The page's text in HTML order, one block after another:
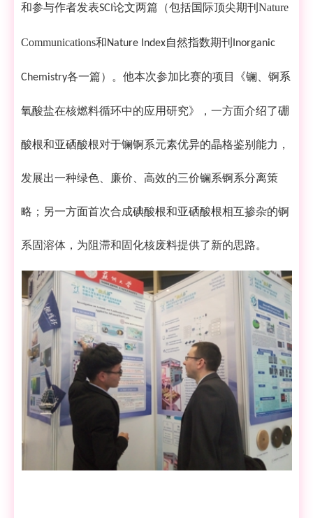
和参与作者发表SCI 论文两篇 （包括国际顶尖期刊 Nature
Communications和Nature Index自然指数期刊 Inorganic
Chemistry各一篇） 。他本次参加比赛的项目《镧、锕系
氧酸盐在核燃料循环中的应用研究》，一方面介绍了硼
酸根和亚硒酸根对于镧锕系元素优异的晶格鉴别能力，
发展出一种绿色、廉价、高效的三价镧系锕系分离策
略 ；另一方面首次合成碘酸根和亚硒酸根相互掺杂的锕
系固溶体，为阻滞和固化核废料提供了新的思路。